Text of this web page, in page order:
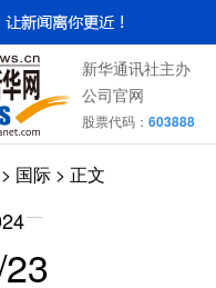
新华通讯社主办
公司官网
股票代码： 603888
> 国际 > 正文